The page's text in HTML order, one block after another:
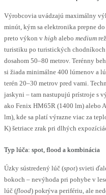
Výrobcovia uvádzajú maximálny
minút, kým sa elektronika prepne
preto výkon v high alebo medium
turistiku po turistických
dosahom 50–80 metrov. Terénny
si žiada minimálne 400 lúmenov a
terén 20–30 metrov pred vami.
jaskyni – tam nastupujú prístroje s
ako Fenix HM65R (1400 lm) alebo
lm), kde sa platí výrazne viac za
K) šetriace zrak pri dlhých
Typ lúča: spot, flood a kombinácia
Úzky sústredený lúč (spot) svieti
bokoch – nevýhoda pri pohybe v
lúč (flood) pokrýva perifériu, ale